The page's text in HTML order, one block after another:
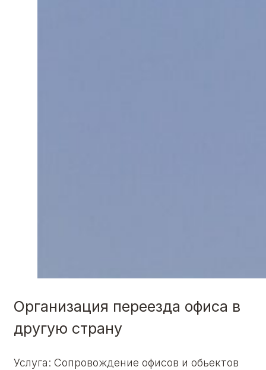
Организация переезда офиса в
другую страну
Услуга: Сопровождение офисов и обьектов